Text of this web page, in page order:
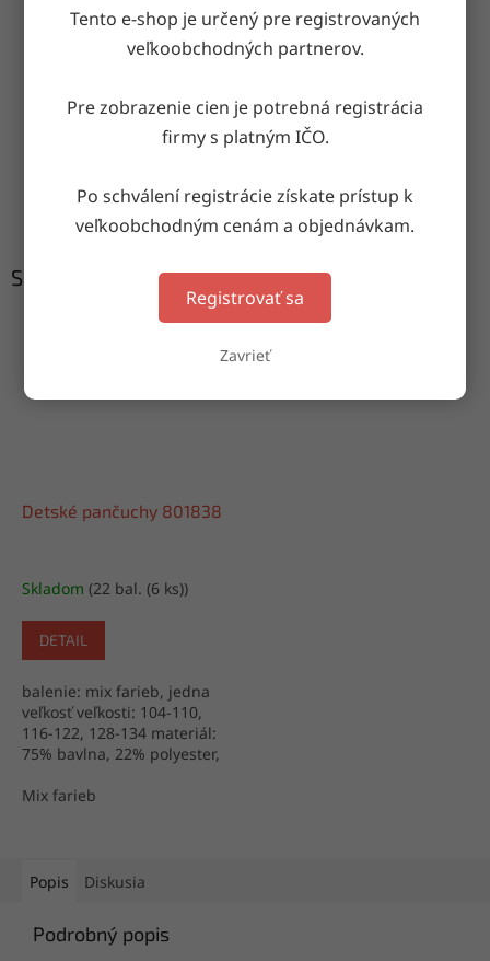
Tento e-shop je určený pre registrovaných
veľkoobchodných partnerov.
Pre zobrazenie cien je potrebná registrácia
firmy s platným IČO.
Po schválení registrácie získate prístup k
veľkoobchodným cenám a objednávkam.
Registrovať sa
Zavrieť
na akúkoľvek adresu
Garancia doručenia
nepoškodeného tovaru
Súvisiaci tovar
Detské pančuchy 801838
Skladom (22 bal. (6 ks))
DETAIL
balenie: mix farieb, jedna
veľkosť veľkosti: 104-110,
116-122, 128-134 materiál:
75% bavlna, 22% polyester,
Mix farieb
Popis Diskusia
Podrobný popis